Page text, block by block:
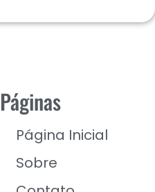
Páginas
Página Inicial
Sobre